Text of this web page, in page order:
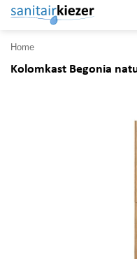
Ga
inhoud
Home
Kolomkast Begonia